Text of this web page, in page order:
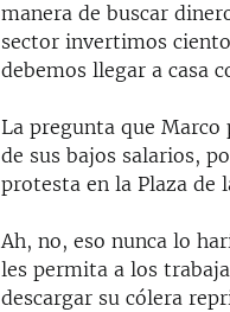
manera de buscar
sector invertimos
debemos llegar a casa
La pregunta que
de sus bajos salarios,
protesta en la Plaza de
Ah, no, eso nunca lo
les permita a los
descargar su cólera